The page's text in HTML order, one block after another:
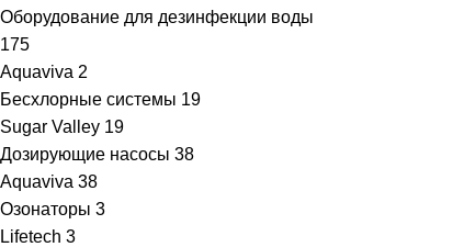
Оборудование для дезинфекции воды
175
Aquaviva 2
Бесхлорные системы 19
Sugar Valley 19
Дозирующие насосы 38
Aquaviva 38
Озонаторы 3
Lifetech 3